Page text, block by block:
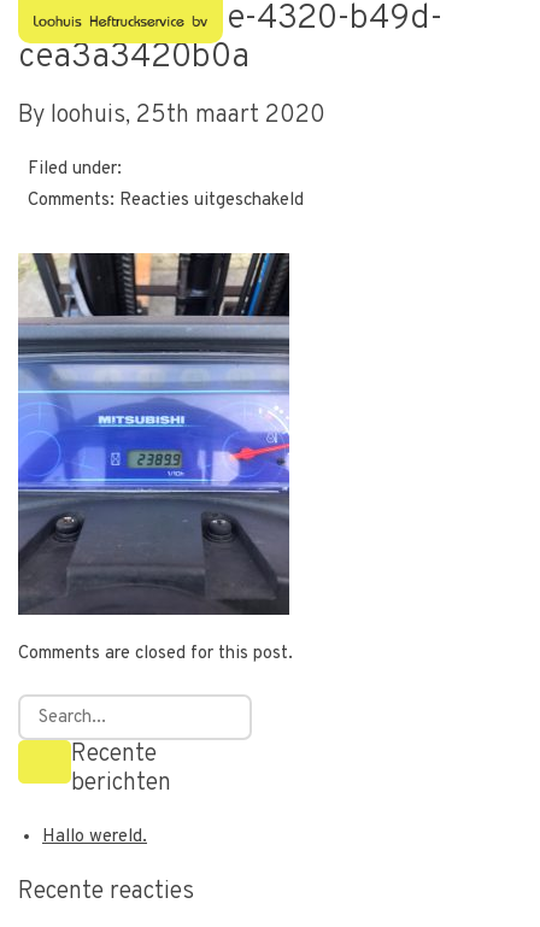
dc6ac2fd-9e1e-4320-b49d-
cea3a3420b0a
By loohuis, 25th maart 2020
Filed under:
Comments: Reacties uitgeschakeld
Comments are closed for this post.
Recente
berichten
Hallo wereld.
Recente reacties